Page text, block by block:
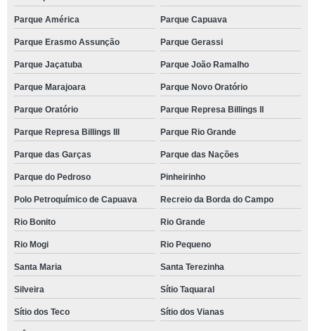
Parque América Parque Capuava
Parque Erasmo Assunção Parque Gerassi
Parque Jaçatuba Parque João Ramalho
Parque Marajoara Parque Novo Oratório
Parque Oratório Parque Represa Billings II
Parque Represa Billings III Parque Rio Grande
Parque das Garças Parque das Nações
Parque do Pedroso Pinheirinho
Polo Petroquímico de Capuava Recreio da Borda do Campo
Rio Bonito Rio Grande
Rio Mogi Rio Pequeno
Santa Maria Santa Terezinha
Silveira Sítio Taquaral
Sítio dos Teco Sítio dos Vianas